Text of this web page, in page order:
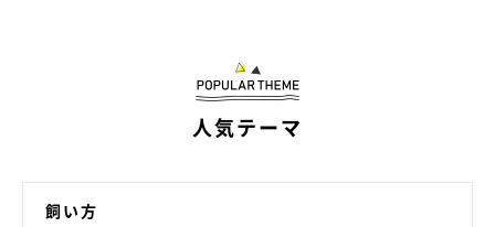
参考／「ねこのきもち」WEB MAGAZINE『【写真で解説】猫のシ
ャンプー！やり方や頻度、嫌がる猫へのおすすめの対処法など』
文／松本マユ
※写真はスマホアプリ「いぬ・ねこのきもち」で投稿されたもの
人気テーマ
飼い方